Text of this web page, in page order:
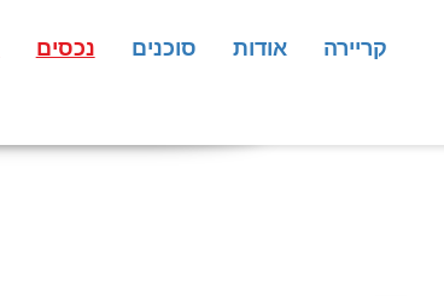
נכסים סוכנים אודות קריירה